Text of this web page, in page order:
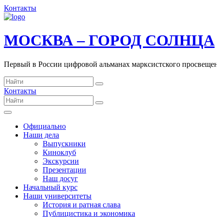
Контакты
МОСКВА – ГОРОД СОЛНЦА
Первый в России цифровой альманах марксистского
Контакты
Официально
Наши дела
Выпускники
Киноклуб
Экскурсии
Презентации
Наш досуг
Начальный курс
Наши университеты
История и ратная слава
Публицистика и экономика